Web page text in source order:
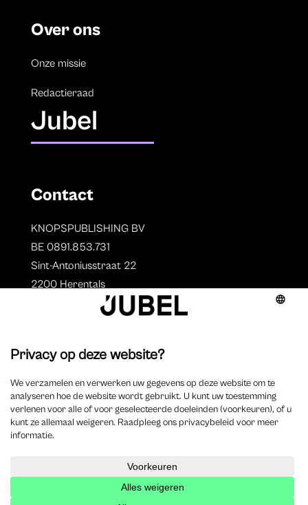
Over ons
Onze missie
Redactieraad
Jubel
Contact
KNOPSPUBLISHING BV
BE 0891.853.731
Sint-Antoniusstraat 22
2200 Herentals
Auteurs
Overzicht auteurs
Auteur worden?
2025 Jubel – Webdesign byWisemen